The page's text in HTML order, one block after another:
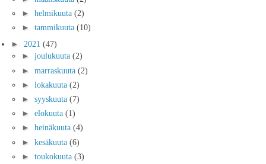
► helmikuuta (2)
► tammikuuta (10)
► 2021 (47)
► joulukuuta (2)
► marraskuuta (2)
► lokakuuta (2)
► syyskuuta (7)
► elokuuta (1)
► heinäkuuta (4)
► kesäkuuta (6)
► toukokuuta (3)